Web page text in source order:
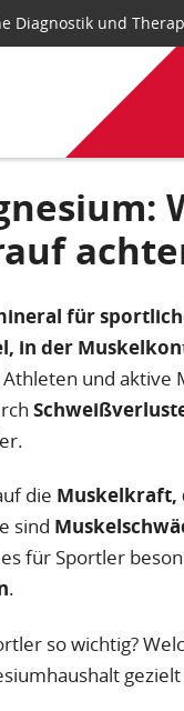
Diagnostik und
für
in der
und aktive
die Muskelkraft,
sind
für Sportler
.
so wichtig?